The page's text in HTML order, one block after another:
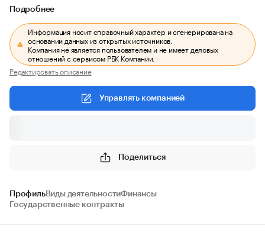
Подробнее
Информация носит справочный характер и сгенерирована на
основании данных из открытых источников.
Компания не является пользователем и не имеет деловых
отношений с сервисом РБК Компании.
Редактировать описание
Управлять компанией
Поделиться
ПрофильВиды деятельностиФинансы
Государственные контракты